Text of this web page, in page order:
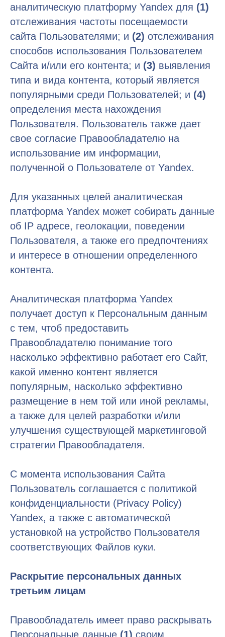
аналитическую платформу Yandex для (1)
отслеживания частоты посещаемости
сайта Пользователями; и (2) отслеживания
способов использования Пользователем
Сайта и/или его контента; и (3) выявления
типа и вида контента, который является
популярными среди Пользователей; и (4)
определения места нахождения
Пользователя. Пользователь также дает
свое согласие Правообладателю на
использование им информации,
полученной о Пользователе от Yandex.
Для указанных целей аналитическая
платформа Yandex может собирать данные
об IP адресе, геолокации, поведении
Пользователя, а также его предпочтениях
и интересе в отношении определенного
контента.
Аналитическая платформа Yandex
получает доступ к Персональным данным
с тем, чтоб предоставить
Правообладателю понимание того
насколько эффективно работает его Сайт,
какой именно контент является
популярным, насколько эффективно
размещение в нем той или иной рекламы,
а также для целей разработки и/или
улучшения существующей маркетинговой
стратегии Правообладателя.
С момента использования Сайта
Пользователь соглашается с политикой
конфиденциальности (Privacy Policy)
Yandex, а также с автоматической
установкой на устройство Пользователя
соответствующих Файлов куки.
Раскрытие персональных данных
третьим лицам
Правообладатель имеет право раскрывать
Персональные данные (1) своим